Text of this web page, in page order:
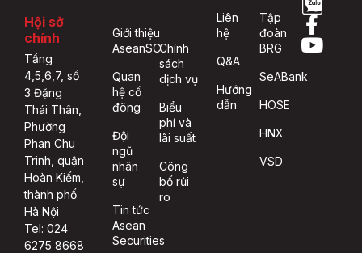
Hội sở
chính
Tầng
4,5,6,7, số
3 Đặng
Thái Thân,
Phường
Phan Chu
Trinh, quận
Hoàn Kiếm,
thành phố
Hà Nội
Tel: 024
6275 8668
Giới thiệu
AseanSC
Quan
hệ cổ
đông
Đội
ngũ
nhân
sự
Tin tức
Asean
Securities
Chính
sách
dịch vụ
Biểu
phí và
lãi suất
Công
bố rủi
ro
Liên
hệ
Q&A
Hướng
dẫn
Tập
đoàn
BRG
SeABank
HOSE
HNX
VSD